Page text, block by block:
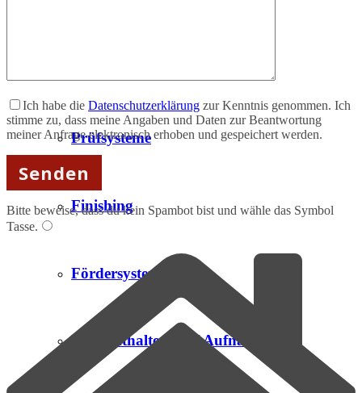
Prüfsysteme
Finishing
Fördersysteme
Produkthalterung / Aufnahme
Ich habe die Datenschutzerklärung zur Kenntnis genommen. Ich
stimme zu, dass meine Angaben und Daten zur Beantwortung
meiner Anfrage elektronisch erhoben und gespeichert werden.
Bitte beweise, dass du kein Spambot bist und wähle das Symbol
Tasse.